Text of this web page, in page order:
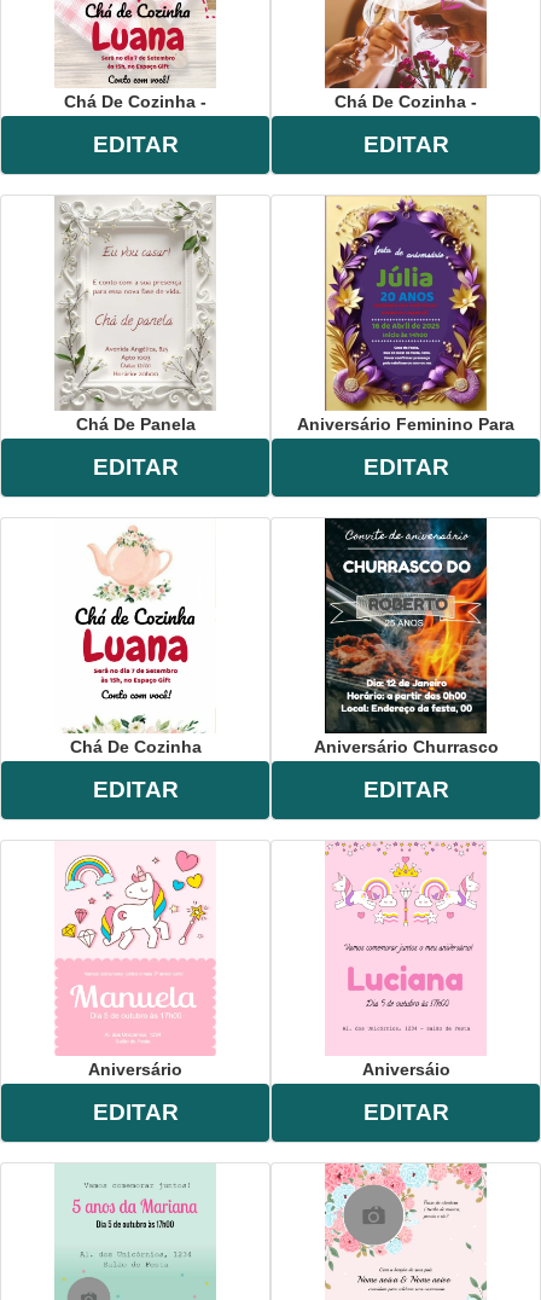
Chá De Cozinha -
EDITAR
Chá De Cozinha -
EDITAR
Chá De Panela
EDITAR
Aniversário Feminino Para
EDITAR
Chá De Cozinha
EDITAR
Aniversário Churrasco
EDITAR
Aniversário
EDITAR
Aniversáio
EDITAR